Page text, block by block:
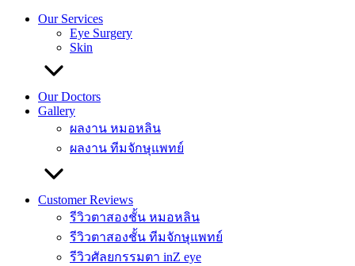
Our Services
Eye Surgery
Skin
Our Doctors
Gallery
ผลงาน หมอหลิน
ผลงาน ทีมจักษุแพทย์
Customer Reviews
รีวิวตาสองชั้น หมอหลิน
รีวิวตาสองชั้น ทีมจักษุแพทย์
รีวิวศัลยกรรมตา inZ eye